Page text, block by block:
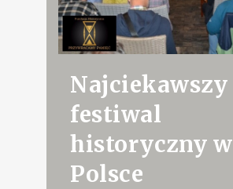
Najciekawszy
festiwal
historyczny w
Polsce